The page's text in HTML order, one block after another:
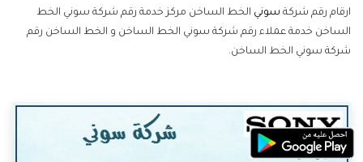
ارقام رقم شركة سوني الخط الساخن مركز خدمة رقم شركة سوني الخط
الساخن خدمة عملاء رقم شركة سوني الخط الساخن و الخط الساخن رقم
شركة سوني الخط الساخن.